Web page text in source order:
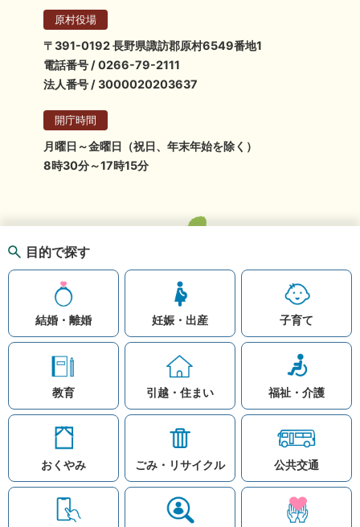
知りたい情報を検索
目的で探す
結婚・離婚 妊娠・出産 子育て
教育 引越・住まい 福祉・介護
おくやみ ごみ・リサイクル 公共交通
原村役場
〒391-0192 長野県諏訪郡原村6549番地1
電話番号 / 0266-79-2111
法人番号 / 3000020203637
開庁時間
月曜日～金曜日（祝日、年末年始を除く）
8時30分～17時15分
お問い合わせ
リンク集
このホームページ
著作権と免責事項につ